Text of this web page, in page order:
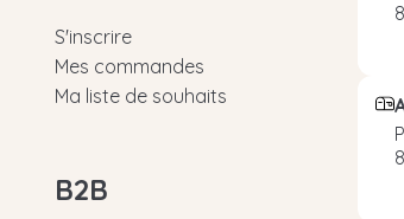
S'inscrire
Mes commandes
Ma liste de souhaits
B2B